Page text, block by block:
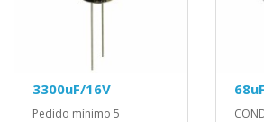
3300uF/16V
Pedido mínimo 5